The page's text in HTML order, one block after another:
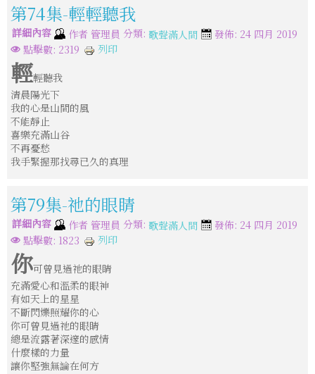
第74集-輕輕聽我
詳細內容 作者 管理員 分類: 歌聲滿人間
發佈: 24 四月 2019
點擊數: 2319
列印
輕輕聽我
清晨陽光下
我的心是山間的風
不能靜止
喜樂充滿山谷
不再憂愁
我手緊握那找尋已久的真理
第79集-祂的眼睛
詳細內容 作者 管理員 分類: 歌聲滿人間
發佈: 24 四月 2019
點擊數: 1823
列印
你可曾見過祂的眼睛
充滿愛心和溫柔的眼神
有如天上的星星
不斷閃爍照耀你的心
你可曾見過祂的眼睛
總是流露著深邃的感情
什麼樣的力量
讓你堅強無論在何方